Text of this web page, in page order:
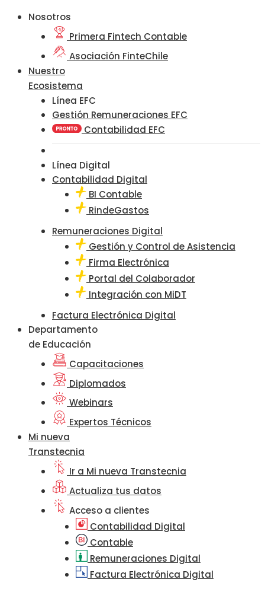
Nosotros
Primera Fintech Contable
Asociación FinteChile
Nuestro
Ecosistema
Línea EFC
Gestión Remuneraciones EFC
Contabilidad EFC
Línea Digital
Contabilidad Digital
BI Contable
RindeGastos
Remuneraciones Digital
Gestión y Control de Asistencia
Firma Electrónica
Portal del Colaborador
Integración con MiDT
Factura Electrónica Digital
Departamento
de Educación
Capacitaciones
Diplomados
Webinars
Expertos Técnicos
Mi nueva
Transtecnia
Ir a Mi nueva Transtecnia
Actualiza tus datos
Acceso a clientes
Contabilidad Digital
Contable
Remuneraciones Digital
Factura Electrónica Digital